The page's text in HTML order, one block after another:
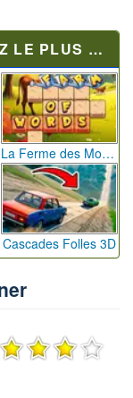
JOUÉ
Cascades Folles 3D